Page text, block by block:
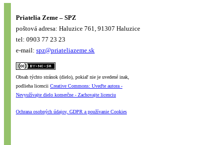
Priatelia Zeme – SPZ
poštová adresa: Haluzice 761, 91307 Haluzice
tel: 0903 77 23 23
e-mail: spz@priateliazeme.sk
Obsah týchto stránok (dielo), pokiaľ nie je uvedené inak,
podlieha licencii Creative Commons: Uveďte autora -
Nevyužívajte dielo komerčne - Zachovajte licenciu
Ochrana osobných údajov, GDPR a používanie Cookies